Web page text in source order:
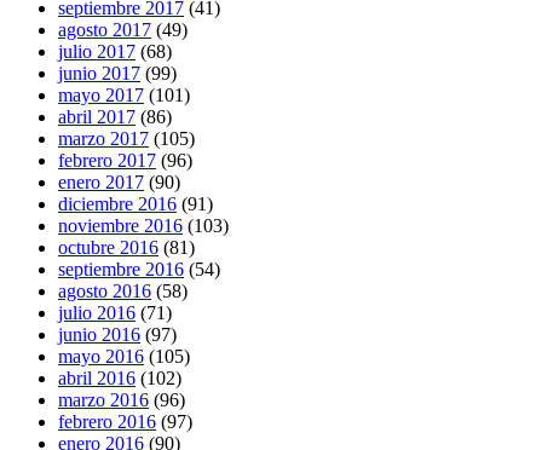
septiembre 2017 (41)
agosto 2017 (49)
julio 2017 (68)
junio 2017 (99)
mayo 2017 (101)
abril 2017 (86)
marzo 2017 (105)
febrero 2017 (96)
enero 2017 (90)
diciembre 2016 (91)
noviembre 2016 (103)
octubre 2016 (81)
septiembre 2016 (54)
agosto 2016 (58)
julio 2016 (71)
junio 2016 (97)
mayo 2016 (105)
abril 2016 (102)
marzo 2016 (96)
febrero 2016 (97)
enero 2016 (90)